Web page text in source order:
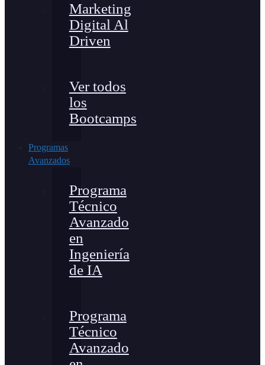
Marketing
Digital Al
Driven
Ver todos
los
Bootcamps
Programas
Avanzados
Programa
Técnico
Avanzado
en
Ingeniería
de IA
Programa
Técnico
Avanzado